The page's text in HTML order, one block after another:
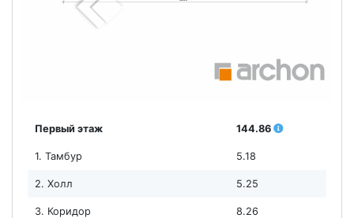
Первый этаж 144.86
1. Тамбур 5.18
2. Холл 5.25
3. Коридор 8.26